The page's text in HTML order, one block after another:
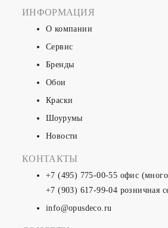
ИНФОРМАЦИЯ
О компании
Сервис
Бренды
Обои
Краски
Шоурумы
Новости
КОНТАКТЫ
+7 (495) 775-00-55 офис
+7 (903) 617-99-04 розничная
info@opusdeco.ru